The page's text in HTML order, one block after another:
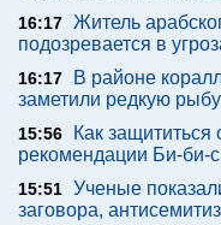
16:17 Житель
подозревается в
16:17
В районе
заметили редкую
15:56
Как
рекомендации Би-би-
15:51 Ученые
заговора,